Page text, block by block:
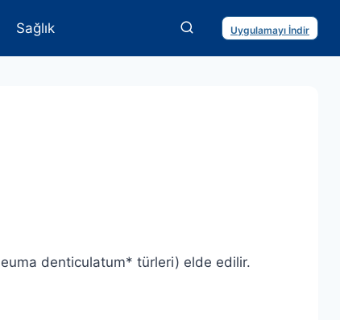
Sağlık Uygulamayı İndir
denticulatum* türleri) elde edilir.